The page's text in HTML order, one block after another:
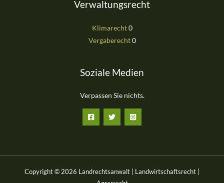
Verwaltungsrecht
Klimarecht0
Vergaberecht0
Soziale Medien
Verpassen Sie nichts.
Copyright © 2026 Landrechtsanwalt | Landwirtschaftsrecht |